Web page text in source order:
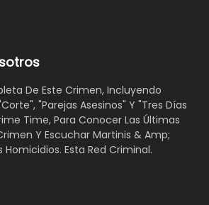
De Este Crimen, Incluyendo
"Parejas Asesinos" Y "Tres Días
Time, Para Conocer Las Últimas
Y Escuchar Martinis & Amp;
Homicidios. Esta Red Criminal.